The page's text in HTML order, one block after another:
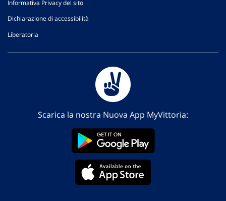
Informativa Privacy del sito
Dichiarazione di accessibilità
Liberatoria
Scarica la nostra Nuova App MyVittoria: